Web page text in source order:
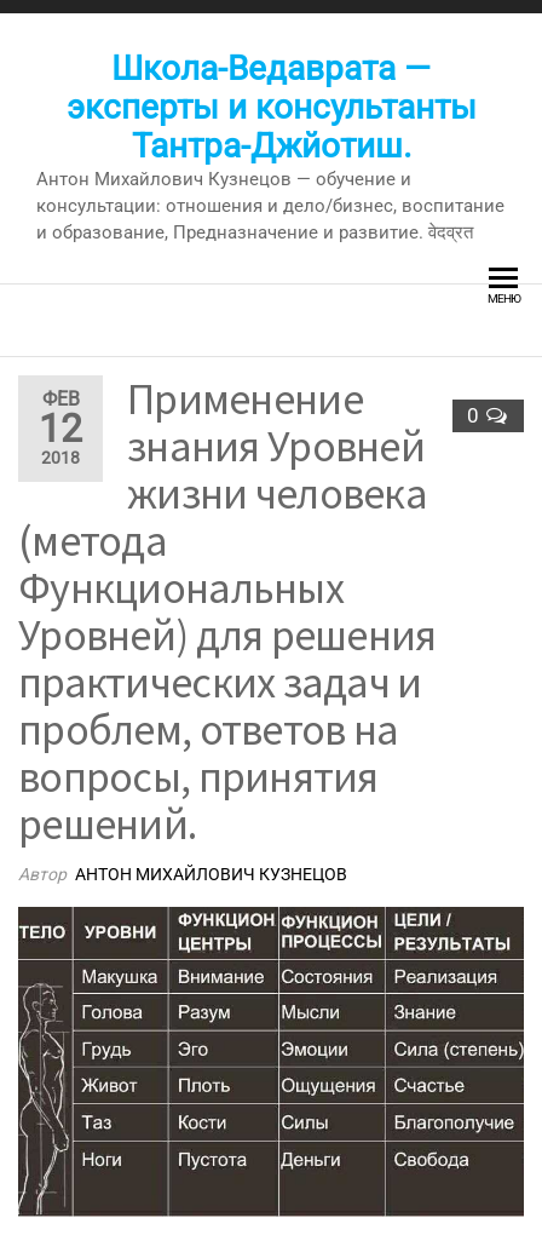
Перейти
Школа-Ведаврата —
эксперты и консультанты
Тантра-Джйотиш.
Антон Михайлович Кузнецов — обучение и
консультации: отношения и дело/бизнес, воспитание
и образование, Предназначение и развитие. वेदव्रत
МЕНЮ
ФЕВ
12
2018
0
Применение
знания Уровней
жизни человека
(метода
Функциональных
Уровней) для решения
практических задач и
проблем, ответов на
вопросы, принятия
решений.
Автор АНТОН МИХАЙЛОВИЧ КУЗНЕЦОВ